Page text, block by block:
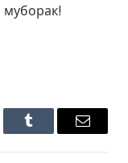
Tumblr Email